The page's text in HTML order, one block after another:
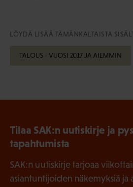
LÖYDÄ LISÄÄ TÄMÄNKALTAISTA
TALOUS - VUOSI 2017 JA AIEMMIN
Tilaa SAK:n uutiskirje ja
tapahtumista
SAK:n uutiskirje tarjoaa
asiantuntijoiden näkemyksiä ja